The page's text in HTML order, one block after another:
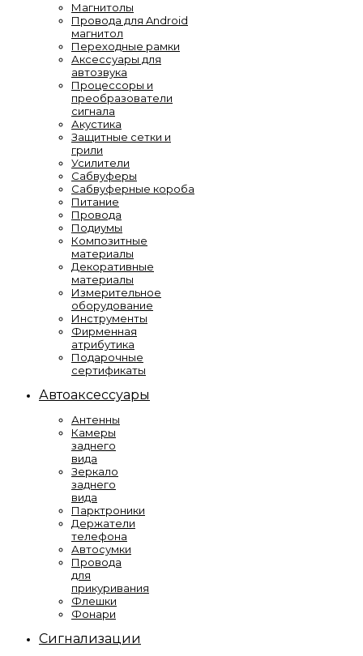
Магнитолы
Провода для Android
магнитол
Переходные рамки
Аксессуары для
автозвука
Процессоры и
преобразователи
сигнала
Акустика
Защитные сетки и
грили
Усилители
Сабвуферы
Сабвуферные короба
Питание
Провода
Подиумы
Композитные
материалы
Декоративные
материалы
Измерительное
оборудование
Инструменты
Фирменная
атрибутика
Подарочные
сертификаты
Автоаксессуары
Антенны
Камеры
заднего
вида
Зеркало
заднего
вида
Парктроники
Держатели
телефона
Автосумки
Провода
для
прикуривания
Флешки
Фонари
Сигнализации